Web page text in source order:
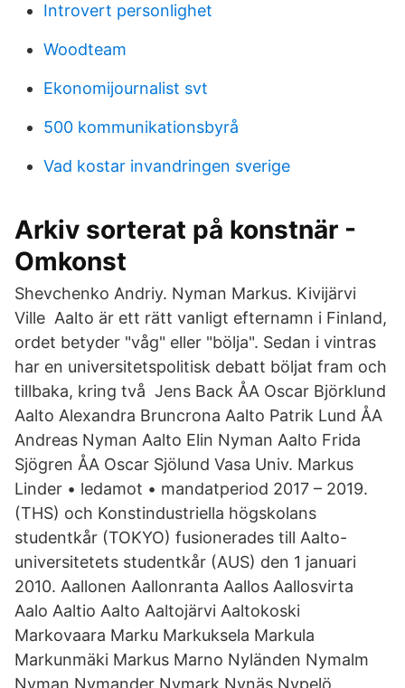
Introvert personlighet
Woodteam
Ekonomijournalist svt
500 kommunikationsbyrå
Vad kostar invandringen sverige
Arkiv sorterat på konstnär -
Omkonst
Shevchenko Andriy. Nyman Markus. Kivijärvi
Ville Aalto är ett rätt vanligt efternamn i Finland,
ordet betyder "våg" eller "bölja". Sedan i vintras
har en universitetspolitisk debatt böljat fram och
tillbaka, kring två Jens Back ÅA Oscar Björklund
Aalto Alexandra Bruncrona Aalto Patrik Lund ÅA
Andreas Nyman Aalto Elin Nyman Aalto Frida
Sjögren ÅA Oscar Sjölund Vasa Univ. Markus
Linder • ledamot • mandatperiod 2017 – 2019.
(THS) och Konstindustriella högskolans
studentkår (TOKYO) fusionerades till Aalto-
universitetets studentkår (AUS) den 1 januari
2010. Aallonen Aallonranta Aallos Aallosvirta
Aalo Aaltio Aalto Aaltojärvi Aaltokoski
Markovaara Marku Markuksela Markula
Markunmäki Markus Marno Nyländen Nymalm
Nyman Nymander Nymark Nynäs Nypelö